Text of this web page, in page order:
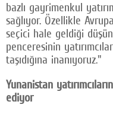
bazlı gayrimenkul
sağlıyor. Özellikle
seçici hale geldiği
penceresinin
taşıdığına inanıyoruz."
Yunanistan
ediyor